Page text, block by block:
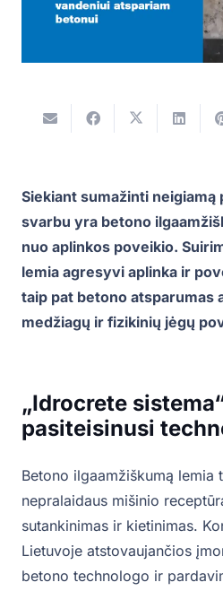
Siekiant sumažinti neigiamą
svarbu yra betono
nuo aplinkos poveikio.
lemia agresyvi aplinka ir
taip pat betono atsparumas
medžiagų ir fizikinių jėgų
„Idrocrete
pasiteisinusi
Betono ilgaamžiškumą lemia
nepralaidaus mišinio
sutankinimas ir kietinimas.
Lietuvoje atstovaujančios
betono technologo ir